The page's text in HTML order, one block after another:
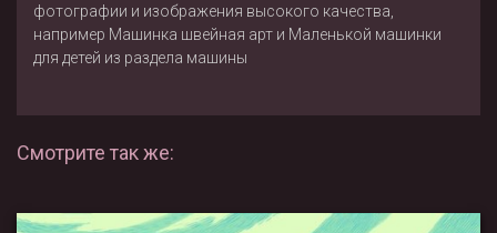
фотографии и изображения высокого качества,
например Машинка швейная арт и Маленькой машинки
для детей из раздела машины
Смотрите так же: